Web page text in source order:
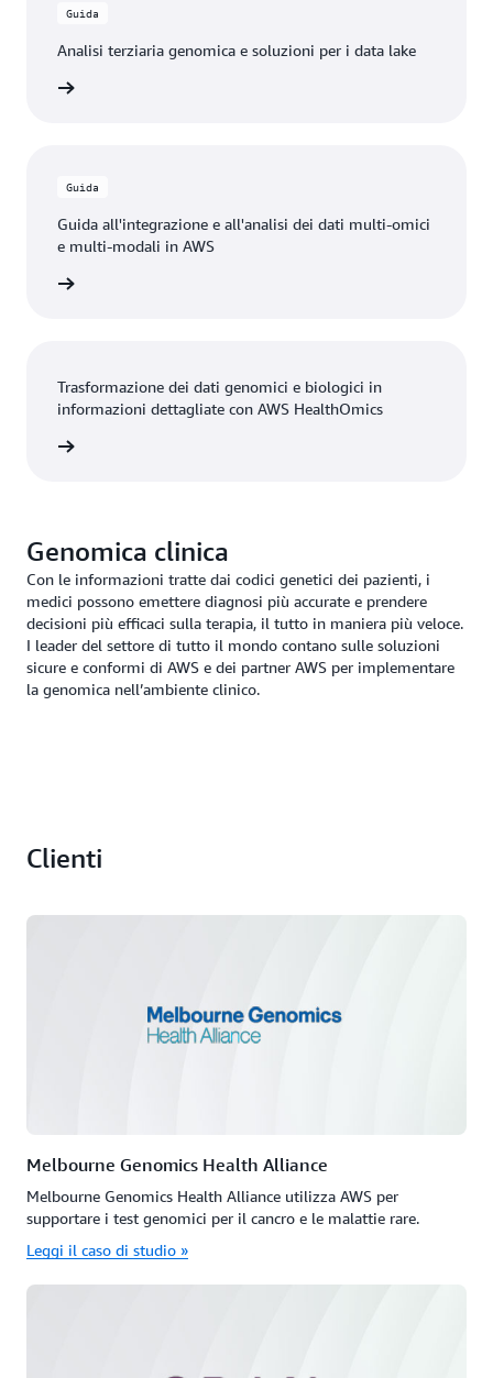
Guida
Analisi terziaria genomica e soluzioni per i data lake
Guida
Guida all'integrazione e all'analisi dei dati multi-omici
e multi-modali in AWS
Trasformazione dei dati genomici e biologici in
informazioni dettagliate con AWS HealthOmics
Genomica clinica
Con le informazioni tratte dai codici genetici dei pazienti, i
medici possono emettere diagnosi più accurate e prendere
decisioni più efficaci sulla terapia, il tutto in maniera più veloce.
I leader del settore di tutto il mondo contano sulle soluzioni
sicure e conformi di AWS e dei partner AWS per implementare
la genomica nell’ambiente clinico.
Clienti
Melbourne Genomics Health Alliance
Melbourne Genomics Health Alliance utilizza AWS per
supportare i test genomici per il cancro e le malattie rare.
Leggi il caso di studio »